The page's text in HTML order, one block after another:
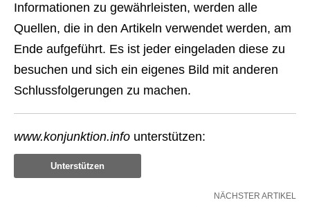
Informationen zu gewährleisten, werden alle
Quellen, die in den Artikeln verwendet werden, am
Ende aufgeführt. Es ist jeder eingeladen diese zu
besuchen und sich ein eigenes Bild mit anderen
Schlussfolgerungen zu machen.
www.konjunktion.info unterstützen:
Unterstützen
NÄCHSTER ARTIKEL